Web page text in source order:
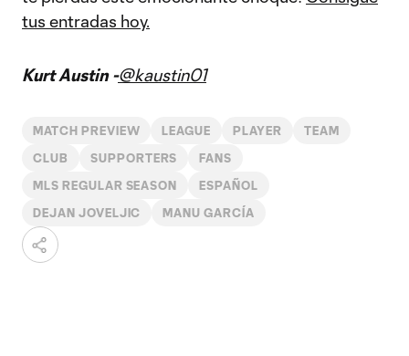
tus entradas hoy.
Kurt Austin -@kaustin01
MATCH PREVIEW LEAGUE PLAYER TEAM
CLUB SUPPORTERS FANS
MLS REGULAR SEASON ESPAÑOL
DEJAN JOVELJIC MANU GARCÍA